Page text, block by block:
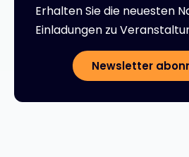
Erhalten Sie die neuesten
Einladungen zu
Newsletter